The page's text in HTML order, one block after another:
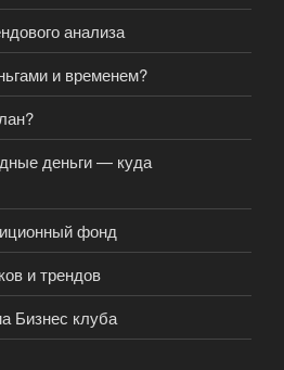
анализа
и временем?
деньги — куда
фонд
и трендов
Бизнес клуба